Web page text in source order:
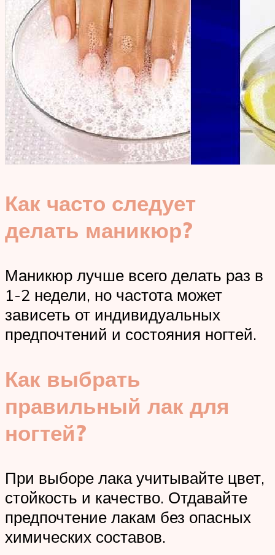
Как часто следует
делать маникюр?
Маникюр лучше всего делать раз в
1-2 недели, но частота может
зависеть от индивидуальных
предпочтений и состояния ногтей.
Как выбрать
правильный лак для
ногтей?
При выборе лака учитывайте цвет,
стойкость и качество. Отдавайте
предпочтение лакам без опасных
химических составов.